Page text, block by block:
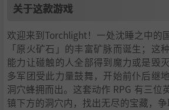
关于这款游戏
欢迎来到Torchlight！一处沈睡之中的
「原火矿石」的丰富矿脉而诞生；这
能力让碰触的人全部得到魔力或是毁
多军团受此力量鼓舞，开始前仆后继
洞穴蜂拥而出。这套动作 RPG 有三位
镇下方的洞穴内，找出无尽的宝藏，争